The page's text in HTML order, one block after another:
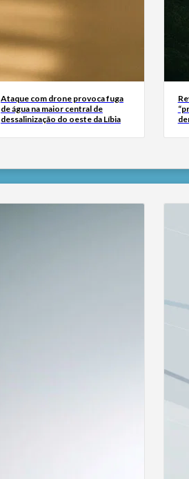
Ataque com drone provoca fuga
de água na maior central de
dessalinização do oeste da Líbia